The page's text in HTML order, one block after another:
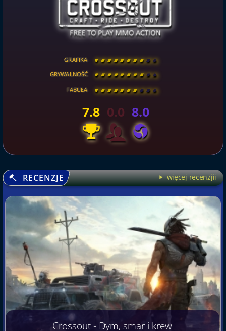
GRAFIKA [ \ \ \ \ \ \ \ \ ]
GRYWALNOŚĆ [ \ \ \ \ \ \ \ \ ]
FABUŁA [ \ \ \ \ \ \ \ \ ]
7.8 0.0 8.0
RECENZJE więcej recenzjii
Crossout - Dym, smar i krew